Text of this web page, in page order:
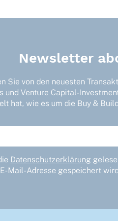
Newsletter
Sie von den neuesten
und Venture Capital-
hat, wie es um die Buy &
Datenschutzerklärung
Mail-Adresse gespeichert